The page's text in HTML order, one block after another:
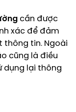
cần được
xác để đảm
thông tin. Ngoài
cũng là điều
dụng lại thông